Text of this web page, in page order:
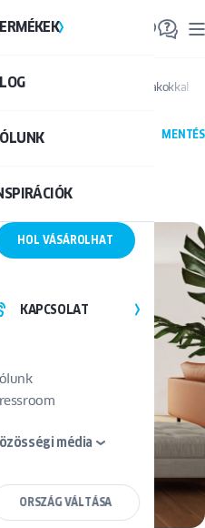
HOL VÁSÁROLHAT
KAPCSOLAT
média
ORSZÁG VÁLTÁSA
WINERGETIC PREMIUM ablakokkal
MENTÉS